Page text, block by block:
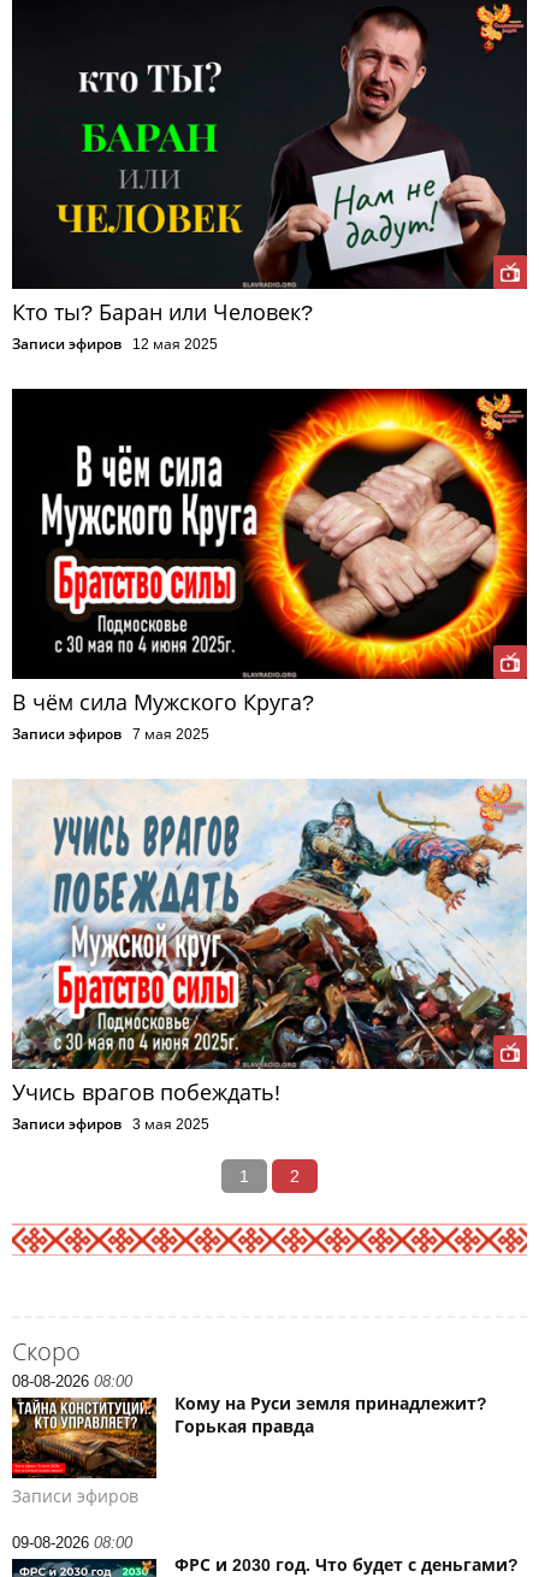
Скоро
08-08-2026 08:00
Кому на Руси земля принадлежит?
Горькая правда
Записи эфиров
09-08-2026 08:00
ФРС и 2030 год. Что будет с деньгами?
Кто ты? Баран или Человек?
Записи эфиров 12 мая 2025
В чём сила Мужского Круга?
Записи эфиров 7 мая 2025
Учись врагов побеждать!
Записи эфиров 3 мая 2025
1 2